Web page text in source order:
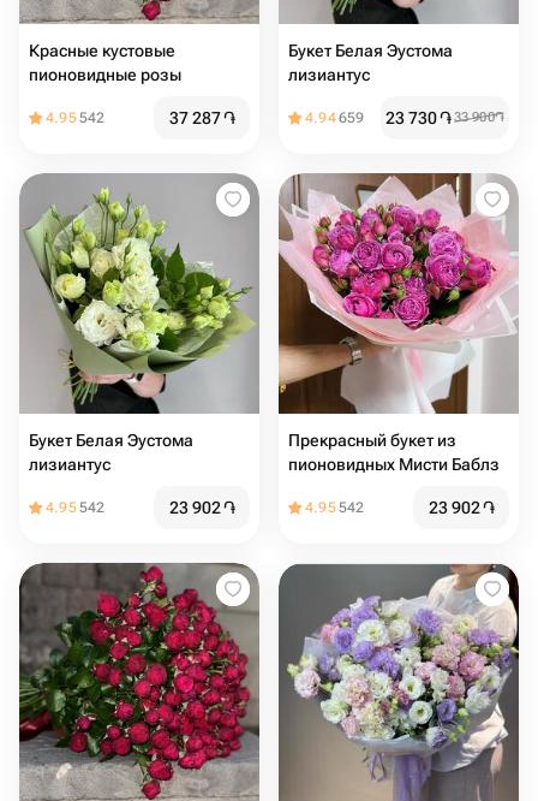
Красные кустовые
пионовидные розы
4.95542 37 287֏
Букет Белая Эустома
лизиантус
4.94659 23 730֏33 900֏
Букет Белая Эустома
лизиантус
4.95542 23 902֏
Прекрасный букет из
пионовидных Мисти Баблз
4.95542 23 902֏